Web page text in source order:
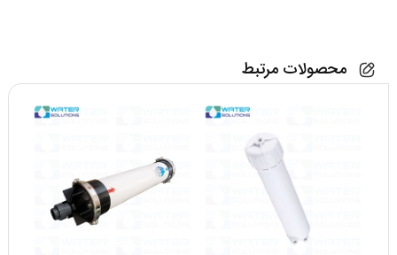
محصولات مرتبط